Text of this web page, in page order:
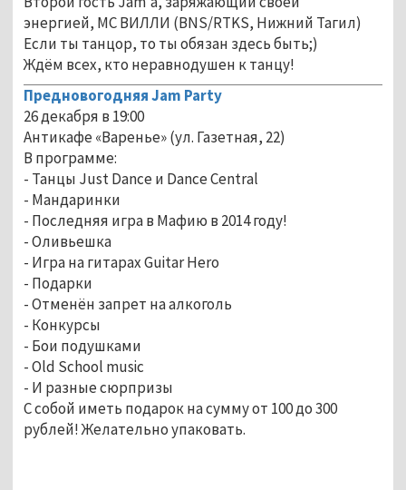
энергией, MC ВИЛЛИ (BNS/RTKS, Нижний Тагил)
Если ты танцор, то ты обязан здесь быть;)
Ждём всех, кто неравнодушен к танцу!
Предновогодняя Jam Party
26 декабря в 19:00
Антикафе «Варенье» (ул. Газетная, 22)
В программе:
- Танцы Just Dance и Dance Central
- Мандаринки
- Последняя игра в Мафию в 2014 году!
- Оливьешка
- Игра на гитарах Guitar Hero
- Подарки
- Отменён запрет на алкоголь
- Конкурсы
- Бои подушками
- Old School music
- И разные сюрпризы
С собой иметь подарок на сумму от 100 до 300
рублей! Желательно упаковать.